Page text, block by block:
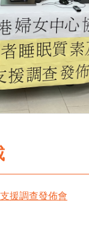
援調查發佈會